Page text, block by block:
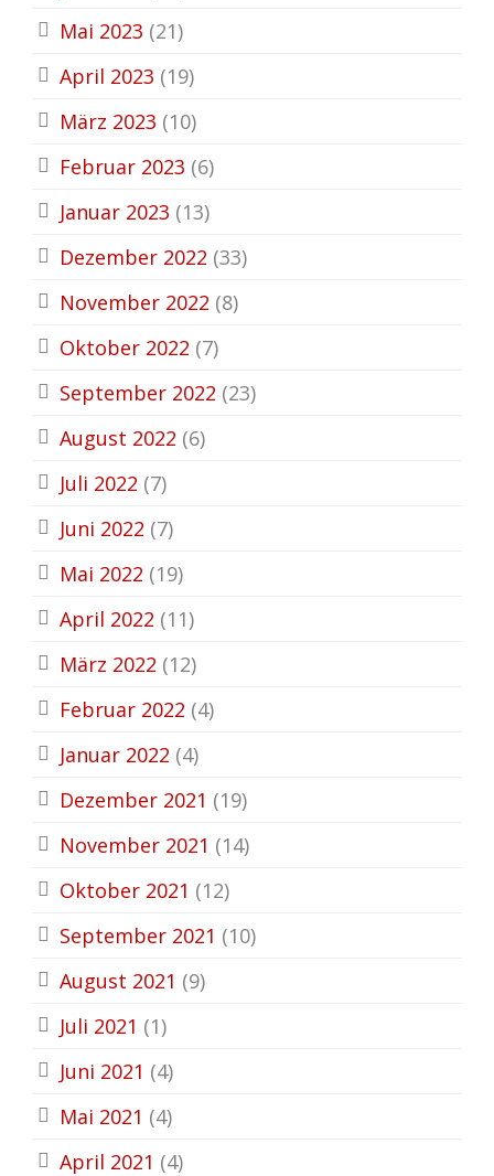
Mai 2023 (21)
April 2023 (19)
März 2023 (10)
Februar 2023 (6)
Januar 2023 (13)
Dezember 2022 (33)
November 2022 (8)
Oktober 2022 (7)
September 2022 (23)
August 2022 (6)
Juli 2022 (7)
Juni 2022 (7)
Mai 2022 (19)
April 2022 (11)
März 2022 (12)
Februar 2022 (4)
Januar 2022 (4)
Dezember 2021 (19)
November 2021 (14)
Oktober 2021 (12)
September 2021 (10)
August 2021 (9)
Juli 2021 (1)
Juni 2021 (4)
Mai 2021 (4)
April 2021 (4)